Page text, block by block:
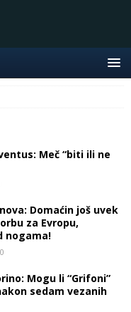
Meč “biti ili ne
Domaćin još uvek
za Evropu,
nogama!
0
Mogu li “Grifoni”
sedam vezanih